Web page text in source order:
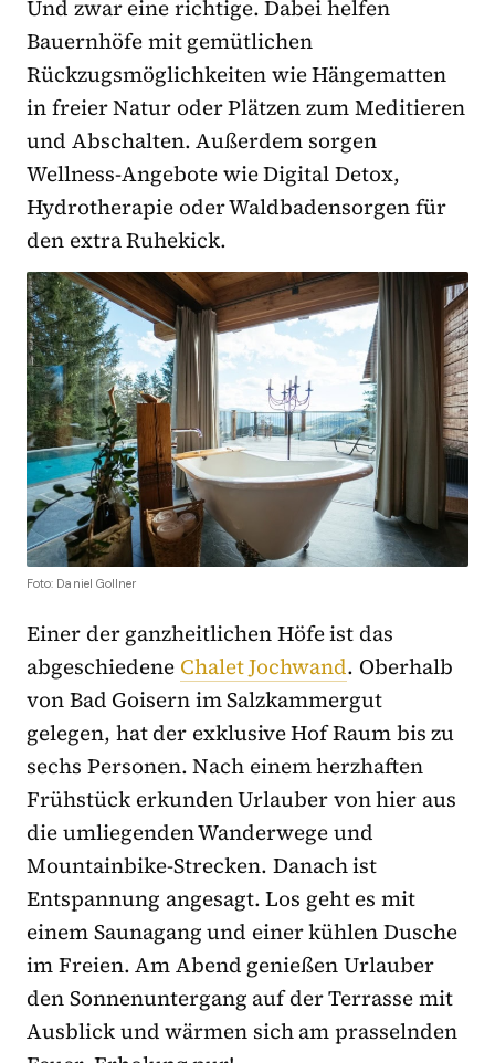
Und zwar eine richtige. Dabei helfen
Bauernhöfe mit gemütlichen
Rückzugsmöglichkeiten wie Hängematten
in freier Natur oder Plätzen zum Meditieren
und Abschalten. Außerdem sorgen
Wellness-Angebote wie Digital Detox,
Hydrotherapie oder Waldbadensorgen für
den extra Ruhekick.
Foto: Daniel Gollner
Einer der ganzheitlichen Höfe ist das
abgeschiedene Chalet Jochwand. Oberhalb
von Bad Goisern im Salzkammergut
gelegen, hat der exklusive Hof Raum bis zu
sechs Personen. Nach einem herzhaften
Frühstück erkunden Urlauber von hier aus
die umliegenden Wanderwege und
Mountainbike-Strecken. Danach ist
Entspannung angesagt. Los geht es mit
einem Saunagang und einer kühlen Dusche
im Freien. Am Abend genießen Urlauber
den Sonnenuntergang auf der Terrasse mit
Ausblick und wärmen sich am prasselnden